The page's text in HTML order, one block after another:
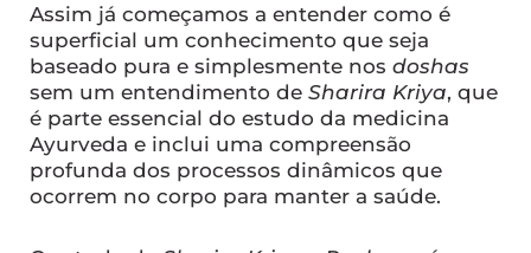
Assim já começamos a entender como é
superficial um conhecimento que seja
baseado pura e simplesmente nos doshas
sem um entendimento de Sharira Kriya, que
é parte essencial do estudo da medicina
Ayurveda e inclui uma compreensão
profunda dos processos dinâmicos que
ocorrem no corpo para manter a saúde.